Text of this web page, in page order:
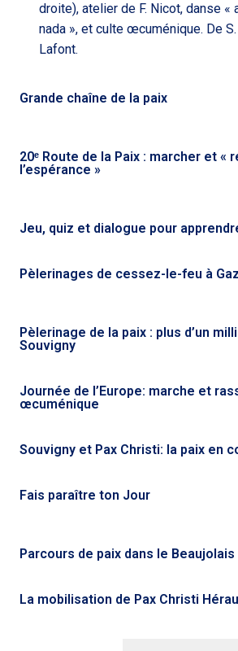
droite), atelier de F. Nicot, danse «
nada », et culte œcuménique. De S.
Lafont.
Grande chaîne de la paix
20ᵉ Route de la Paix : marcher et «
l’espérance »
Jeu, quiz et dialogue pour
Pèlerinages de cessez-le-feu à
Pèlerinage de la paix : plus d’un
Souvigny
Journée de l’Europe: marche et
œcuménique
Souvigny et Pax Christi: la paix en
Fais paraître ton Jour
Parcours de paix dans le Beaujolais
La mobilisation de Pax Christi